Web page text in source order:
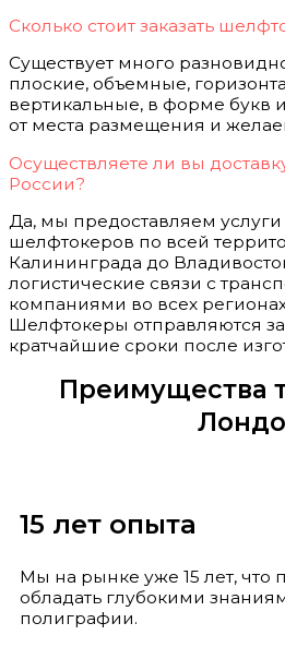
Сколько стоит заказать
Существует много
плоские, объемные,
вертикальные, в форме букв
от места размещения и
Осуществляете ли вы
России?
Да, мы предоставляем услуги
шелфтокеров по всей
Калининграда до
логистические связи с
компаниями во всех
Шелфтокеры отправляются
кратчайшие сроки после
Преимущества
15 лет опыта
Мы на рынке уже 15 лет, что
обладать глубокими
полиграфии.